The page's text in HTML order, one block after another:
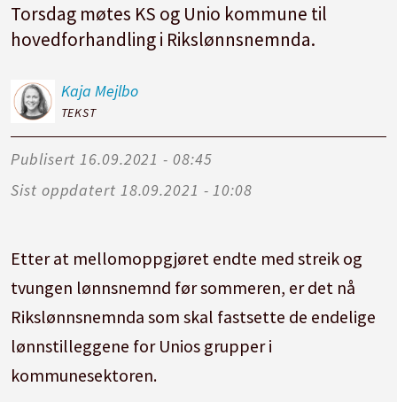
Torsdag møtes KS og Unio kommune til
hovedforhandling i Rikslønnsnemnda.
Kaja Mejlbo
TEKST
Publisert
16.09.2021 - 08:45
Sist oppdatert
18.09.2021 - 10:08
Etter at mellomoppgjøret endte med streik og
tvungen lønnsnemnd før sommeren, er det nå
Rikslønnsnemnda som skal fastsette de endelige
lønnstilleggene for Unios grupper i
kommunesektoren.